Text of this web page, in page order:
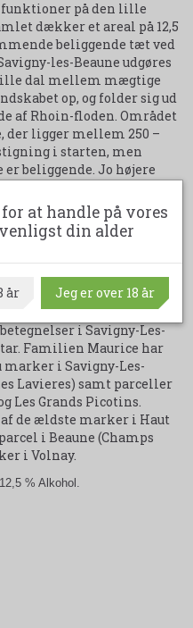
funktioner på den lille
dækker et areal på 12,5
beliggende tæt ved
les-Beaune udgøres
dal mellem mægtige
op, og folder sig ud
af Rhoin-floden. Området
der ligger mellem 250 –
i starten, men
beliggende. Jo højere
undergrunden er
Pernand-Vergelesses.
præget af rødbrun
med småsten. Markerne
mere kalksten og sand i
spraglet terroir, er det
hele 22 Premier Cru
i Savigny-Les-
Familien Maurice har
i Savigny-Les-
Lavieres) samt parceller
Les Grands Picotins.
de ældste marker i Haut
i Beaune (Champs
i Volnay.
% Alkohol.
at handle på vores
din alder
år Jeg er over 18 år